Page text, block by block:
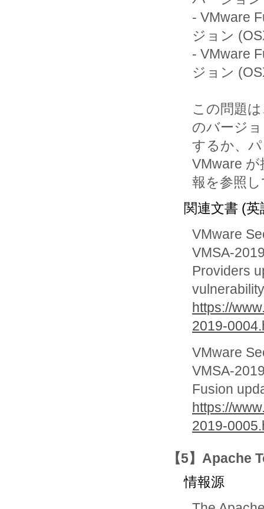
- VMware
ジョン
- VMware
ジョン
この問題
のバージ
するか、
VMware
関連文書 (英
VMware
VMSA-
Providers
vulnerability
https://
2019-
VMware
VMSA-
Fusion
https://
2019-
【5】Apache
情報源